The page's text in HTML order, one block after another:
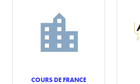
COURS DE FRANCE